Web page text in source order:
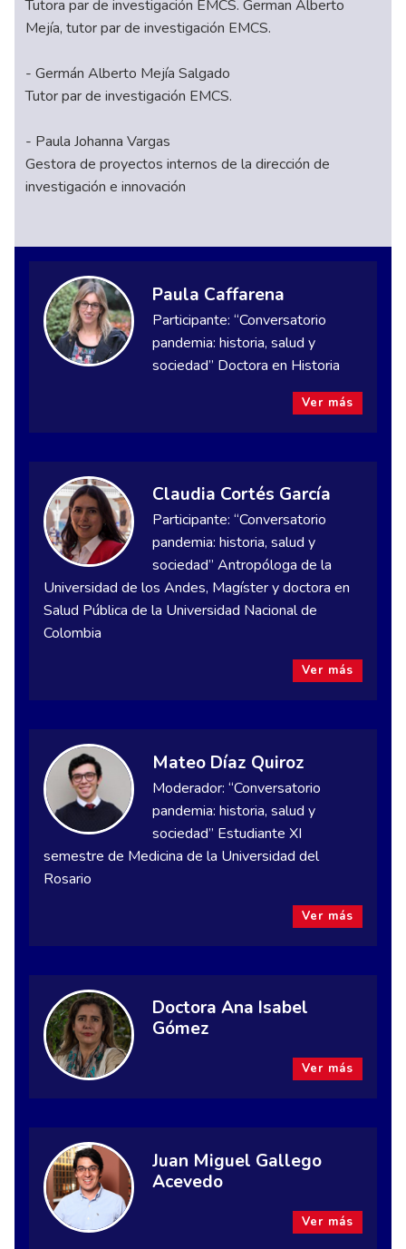
Tutora par de investigación EMCS. German Alberto
Mejía, tutor par de investigación EMCS.
- Germán Alberto Mejía Salgado
Tutor par de investigación EMCS.
- Paula Johanna Vargas
Gestora de proyectos internos de la dirección de
investigación e innovación
Paula Caffarena
Participante: “Conversatorio
pandemia: historia, salud y
sociedad” Doctora en Historia
Ver más
Claudia Cortés García
Participante: “Conversatorio
pandemia: historia, salud y
sociedad” Antropóloga de la
Universidad de los Andes, Magíster y doctora en
Salud Pública de la Universidad Nacional de
Colombia
Ver más
Mateo Díaz Quiroz
Moderador: “Conversatorio
pandemia: historia, salud y
sociedad” Estudiante XI
semestre de Medicina de la Universidad del
Rosario
Ver más
Doctora Ana Isabel
Gómez
Ver más
Juan Miguel Gallego
Acevedo
Ver más